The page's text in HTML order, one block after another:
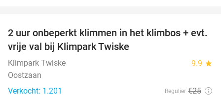
23%
2 uur onbeperkt klimmen in het klimbos + evt.
vrije val bij Klimpark Twiske
Klimpark Twiske 9.9 star
Oostzaan
Verkocht: 1.201
Regulier €25